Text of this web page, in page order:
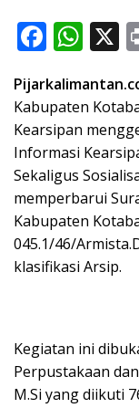
F
ac
e
b
o
o
k
W
h
at
s
A
p
p
X
Kabupaten
Kearsipan
Informasi
Sekaligus
memperbarui
Kabupaten
045.1/46/
klasifikasi Arsip.
Kegiatan ini
Perpustakaan
M.Si yang diikuti